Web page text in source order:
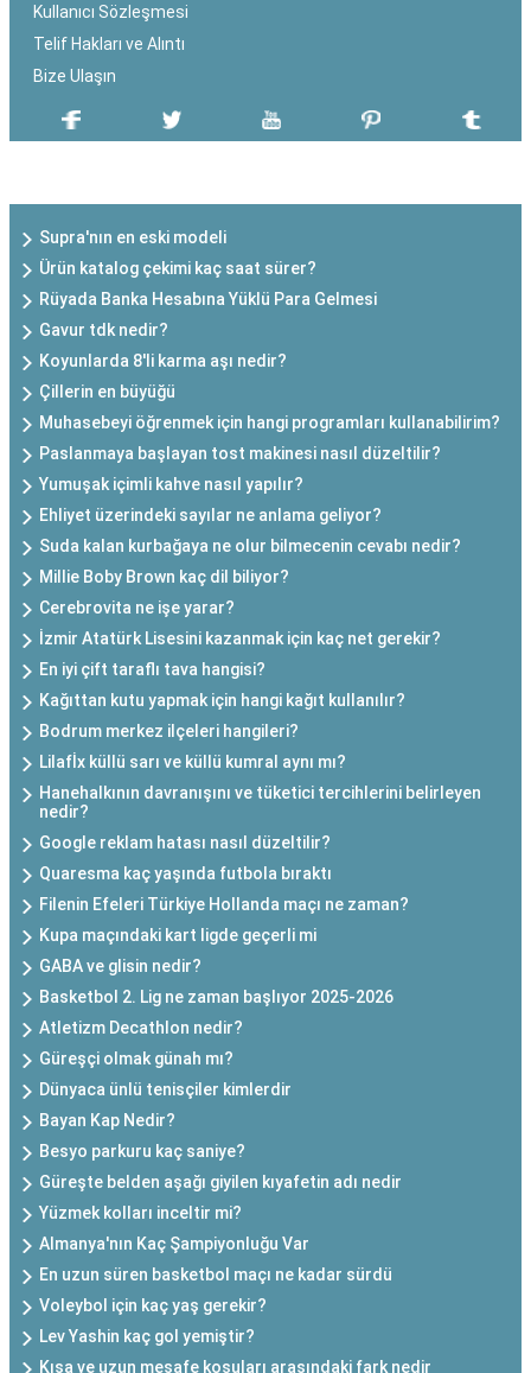
Kullanıcı Sözleşmesi
Telif Hakları ve Alıntı
Bize Ulaşın
Supra'nın en eski modeli
Ürün katalog çekimi kaç saat sürer?
Rüyada Banka Hesabına Yüklü Para Gelmesi
Gavur tdk nedir?
Koyunlarda 8'li karma aşı nedir?
Çillerin en büyüğü
Muhasebeyi öğrenmek için hangi programları kullanabilirim?
Paslanmaya başlayan tost makinesi nasıl düzeltilir?
Yumuşak içimli kahve nasıl yapılır?
Ehliyet üzerindeki sayılar ne anlama geliyor?
Suda kalan kurbağaya ne olur bilmecenin cevabı nedir?
Millie Boby Brown kaç dil biliyor?
Cerebrovita ne işe yarar?
İzmir Atatürk Lisesini kazanmak için kaç net gerekir?
En iyi çift taraflı tava hangisi?
Kağıttan kutu yapmak için hangi kağıt kullanılır?
Bodrum merkez ilçeleri hangileri?
Lilafİx küllü sarı ve küllü kumral aynı mı?
Hanehalkının davranışını ve tüketici tercihlerini belirleyen
nedir?
Google reklam hatası nasıl düzeltilir?
Quaresma kaç yaşında futbola bıraktı
Filenin Efeleri Türkiye Hollanda maçı ne zaman?
Kupa maçındaki kart ligde geçerli mi
GABA ve glisin nedir?
Basketbol 2. Lig ne zaman başlıyor 2025-2026
Atletizm Decathlon nedir?
Güreşçi olmak günah mı?
Dünyaca ünlü tenisçiler kimlerdir
Bayan Kap Nedir?
Besyo parkuru kaç saniye?
Güreşte belden aşağı giyilen kıyafetin adı nedir
Yüzmek kolları inceltir mi?
Almanya'nın Kaç Şampiyonluğu Var
En uzun süren basketbol maçı ne kadar sürdü
Voleybol için kaç yaş gerekir?
Lev Yashin kaç gol yemiştir?
Kısa ve uzun mesafe koşuları arasındaki fark nedir